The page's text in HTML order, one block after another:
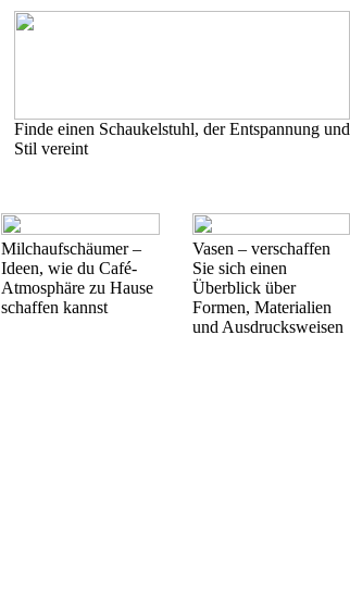
Finde einen Schaukelstuhl, der Entspannung und
Stil vereint
Milchaufschäumer –
Ideen, wie du Café-
Atmosphäre zu Hause
schaffen kannst
Vasen – verschaffen
Sie sich einen
Überblick über
Formen, Materialien
und Ausdrucksweisen